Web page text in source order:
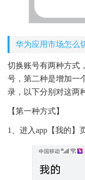
华为应用市场怎么
切换账号有两种方式
号，第二种是增加一
录，以下分别对这两
【第一种方式】
1、进入app【我的】